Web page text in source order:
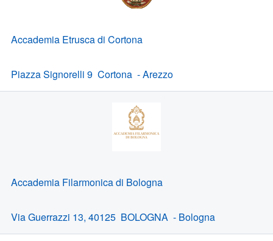
Accademia Etrusca di Cortona
Piazza Signorelli 9 Cortona - Arezzo
Accademia Filarmonica di Bologna
Via Guerrazzi 13, 40125 BOLOGNA - Bologna